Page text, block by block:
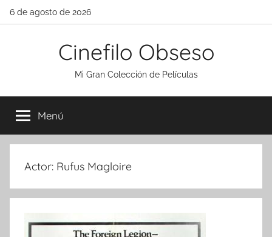
Saltar
6 de agosto de 2026
Cinefilo Obseso
Mi Gran Colección de Películas
Menú
Actor: Rufus Magloire